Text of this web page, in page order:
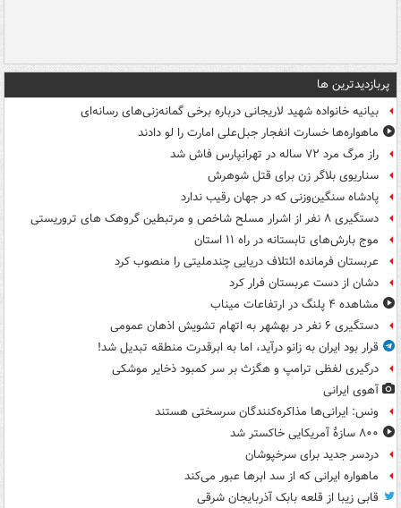
پربازدیدترین ها
بیانیه خانواده شهید لاریجانی درباره برخی گمانه‌زنی‌های رسانه‌ای
ماهواره‌ها خسارت انفجار جبل‌علی امارت را لو دادند
راز مرگ مرد ۷۲ ساله در تهرانپارس فاش شد
سناریوی بلاگر زن برای قتل شوهرش
پادشاه سنگین‌وزنی که در جهان رقیب ندارد
دستگیری ۸ نفر از اشرار مسلح شاخص و مرتبطین گروهک های تروریستی
موج بارش‌های تابستانه در راه ۱۱ استان
عربستان فرمانده ائتلاف دریایی چندملیتی را منصوب کرد
دشان از دست عربستان فرار کرد
مشاهده ۴ پلنگ در ارتفاعات میناب
دستگیری ۶ نفر در بهشهر به اتهام تشویش اذهان عمومی
قرار بود ایران به زانو درآید، اما به ابرقدرت منطقه تبدیل شد!
درگیری لفظی ترامپ و هگزث بر سر کمبود ذخایر موشکی
آهوی ایرانی
ونس: ایرانی‌ها مذاکره‌کنندگان سرسختی هستند
۸۰۰ سازۀ آمریکایی خاکستر شد
دردسر جدید برای سرخپوشان
ماهواره ایرانی که از سد ابرها عبور می‌کند
قابی زیبا از قلعه بابک آذربایجان شرقی